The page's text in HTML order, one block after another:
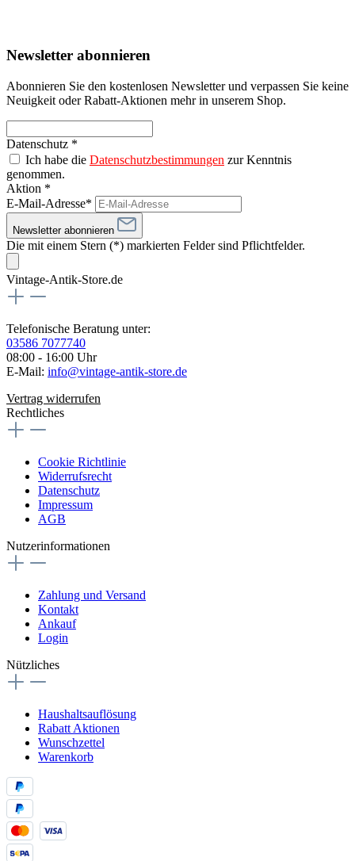
Newsletter abonnieren
Abonnieren Sie den kostenlosen Newsletter und verpassen Sie keine
Neuigkeit oder Rabatt-Aktionen mehr in unserem Shop.
Datenschutz *
Ich habe die Datenschutzbestimmungen zur Kenntnis
genommen.
Aktion *
E-Mail-Adresse*
Newsletter abonnieren
Die mit einem Stern (*) markierten Felder sind Pflichtfelder.
Vintage-Antik-Store.de
Telefonische Beratung unter:
03586 7077740
08:00 - 16:00 Uhr
E-Mail: info@vintage-antik-store.de
Vertrag widerrufen
Rechtliches
Cookie Richtlinie
Widerrufsrecht
Datenschutz
Impressum
AGB
Nutzerinformationen
Zahlung und Versand
Kontakt
Ankauf
Login
Nützliches
Haushaltsauflösung
Rabatt Aktionen
Wunschzettel
Warenkorb